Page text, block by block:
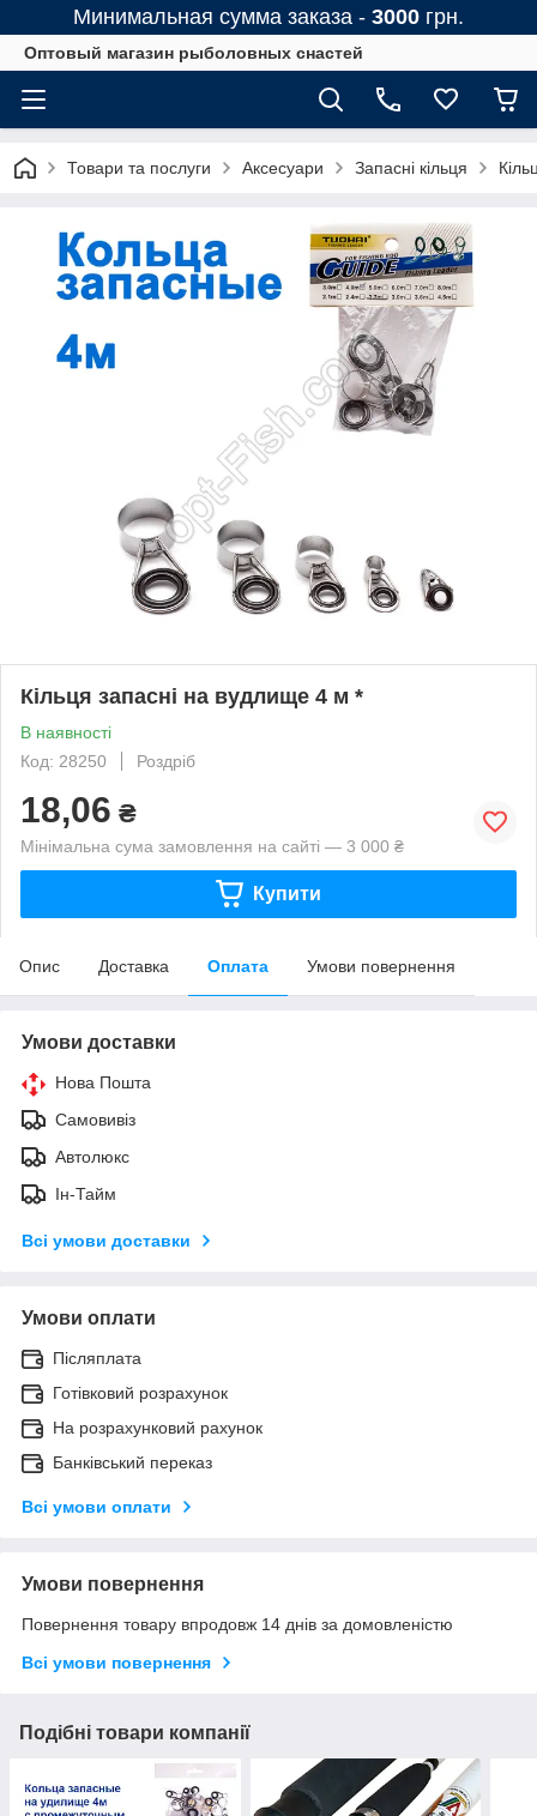
Минимальная сумма заказа - 3000 грн.
Оптовый магазин рыболовных снастей
Товари та послуги Аксесуари Запасні кільця
Кільця запасні на вудлище 4 м *
В наявності
Код: 28250
Роздріб
18,06 ₴
Мінімальна сума замовлення на сайті — 3 000 ₴
Купити
Опис Доставка Оплата Умови повернення
Умови доставки
Нова Пошта
Самовивіз
Автолюкс
Ін-Тайм
Всі умови доставки
Умови оплати
Післяплата
Готівковий розрахунок
На розрахунковий рахунок
Банківський переказ
Всі умови оплати
Умови повернення
Повернення товару впродовж 14 днів за домовленістю
Всі умови повернення
Подібні товари компанії